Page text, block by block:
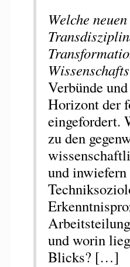
Welche
Verbünde
Horizont der
eingefordert.
zu den
und
und worin
Blicks? […]